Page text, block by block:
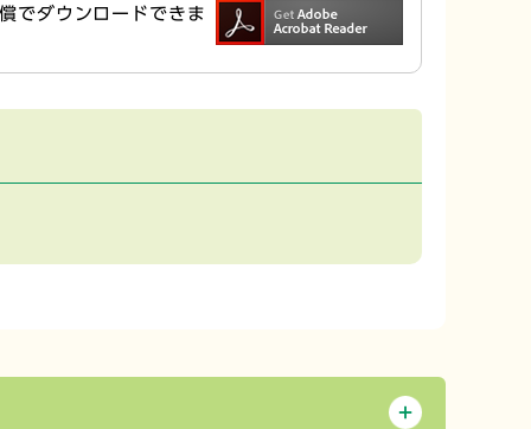
でダウンロードできま